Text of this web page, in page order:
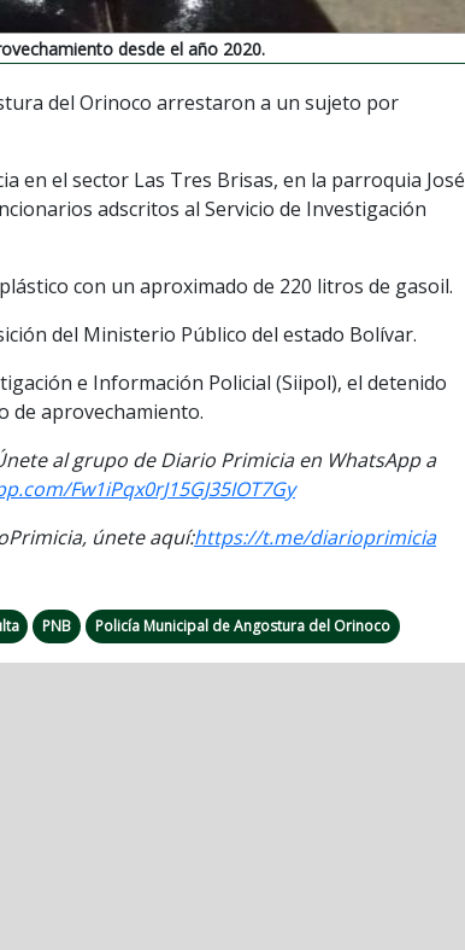
desde el año 2020.
del Orinoco arrestaron a un sujeto por
en el sector Las Tres Brisas, en la parroquia José
adscritos al Servicio de Investigación
con un aproximado de 220 litros de gasoil.
del Ministerio Público del estado Bolívar.
e Información Policial (Siipol), el detenido
de aprovechamiento.
al grupo de Diario Primicia en WhatsApp a
Fw1iPqx0rJ15GJ35IOT7Gy
únete aquí:https://t.me/diarioprimicia
PNB Policía Municipal de Angostura del Orinoco